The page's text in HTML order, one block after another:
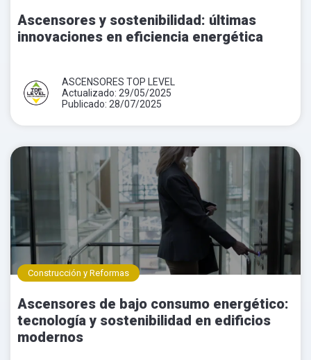
Ascensores y sostenibilidad: últimas
innovaciones en eficiencia energética
ASCENSORES TOP LEVEL
Actualizado: 29/05/2025
Publicado: 28/07/2025
Construcción y Reformas
Ascensores de bajo consumo energético:
tecnología y sostenibilidad en edificios
modernos